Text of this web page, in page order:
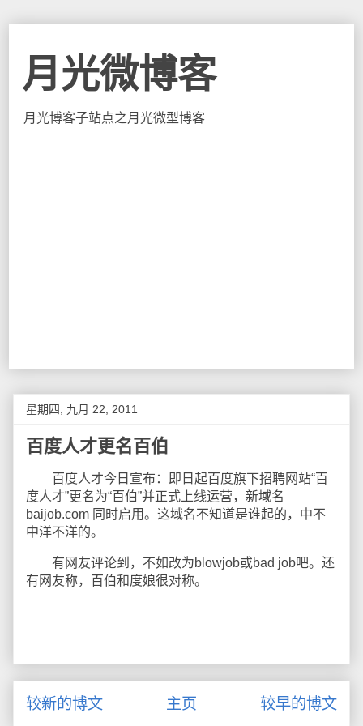
月光微博客
月光博客子站点之月光微型博客
星期四, 九月 22, 2011
百度人才更名百伯
百度人才今日宣布：即日起百度旗下招聘网站“百
度人才”更名为“百伯”并正式上线运营，新域名
baijob.com 同时启用。这域名不知道是谁起的，中不
中洋不洋的。
有网友评论到，不如改为blowjob或bad job吧。还
有网友称，百伯和度娘很对称。
较新的博文 较早的博文
主页